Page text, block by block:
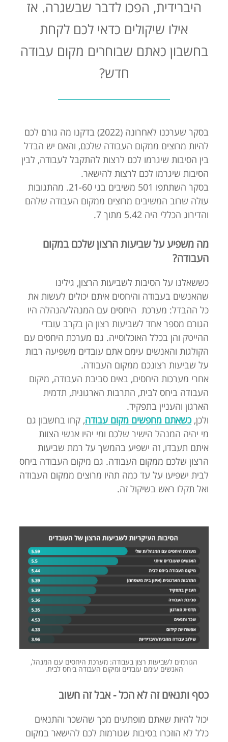
היברידית, הפכו לדבר שבשגרה. אז
אילו שיקולים כדאי לכם לקחת
בחשבון כאתם שבוחרים מקום עבודה
חדש?
בסקר שערכנו לאחרונה (2022) בדקנו מה גורם לכם
להיות מרוצים ממקום העבודה שלכם, והאם יש הבדל
בין הסיבות שיגרמו לכם לרצות להתקבל לעבודה, לבין
הסיבות שיגרמו לכם לרצות להישאר.
בסקר השתתפו 501 משיבים בני 21-60. מהתגובות
עולה שרוב המשיבים מרוצים ממקום העבודה שלהם
והדירוג הכללי היה 5.42 מתוך 7.
מה משפיע על שביעות הרצון שלכם במקום
העבודה?
כששאלנו על הסיבות לשביעות הרצון, גילינו
שהאנשים בעבודה והיחסים איתם יכולים לעשות את
כל ההבדל: מערכת היחסים עם המנהל/הנהלה היו
הגורם מספר אחד לשביעות רצון הן בקרב עובדי
ההייטק והן בכלל האוכלוסייה. גם מערכת היחסים עם
הקולגות והאנשים עימם אתם עובדים משפיעה רבות
על שביעות רצונכם ממקום העבודה.
אחרי מערכות היחסים, באים סביבת העבודה, מיקום
העבודה ביחס לבית, התרבות הארגונית, תדמית
הארגון והעניין בתפקיד.
ולכן,כשאתם מחפשים מקום עבודה, קחו בחשבון גם
מי יהיה המנהל הישיר שלכם ומי יהיו אנשי הצוות
איתם תעבדו, זה ישפיע בהמשך על רמת שביעות
הרצון שלכם ממקום העבודה. גם מיקום העבודה ביחס
לבית ישפיעו על עד כמה תהיו מרוצים ממקום העבודה
ואל תקלו ראש בשיקול זה.
הגורמים לשביעות רצון בעבודה: מערכת היחסים עם המנהל,
האנשים עימם עובדים ומיקום העבודה ביחס לבית.
כסף ותנאים זה לא הכל - אבל זה חשוב
יכול להיות שאתם מופתעים מכך שהשכר והתנאים
כלל לא הוזכרו בסיבות שגורמות לכם להישאר במקום